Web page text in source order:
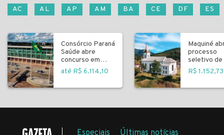
AC AL AP AM BA CE DF ES
Consórcio Paraná
Saúde abre
concurso em
Curitiba
até R$ 6.114,10
Maquiné
processo
seletivo de
R$ 1.152,73
Especiais Últimas notícias